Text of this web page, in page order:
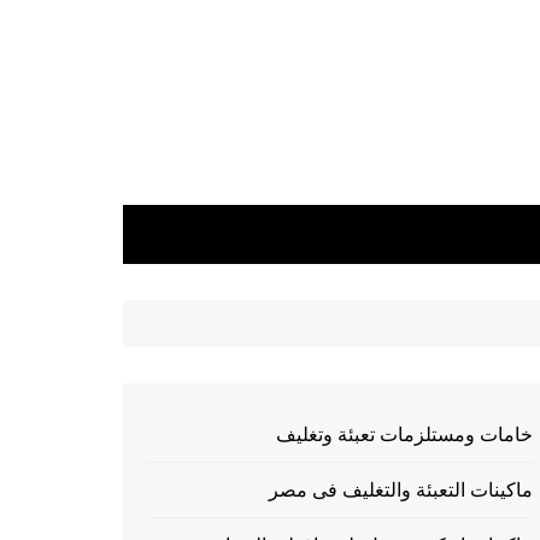
خامات ومستلزمات تعبئة وتغليف
ماكينات التعبئة والتغليف فى مصر